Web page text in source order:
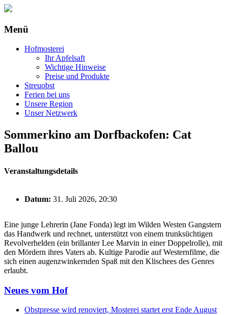
KulturNaturHof Bechstedt e.V.
Kulturelle und naturbezogene
Bildungsangebote für Kinder und
Jugendliche
Menü
Zum
Hofmosterei
Ihr Apfelsaft
Wichtige Hinweise
Preise und Produkte
Streuobst
Ferien bei uns
Unsere Region
Unser Netzwerk
Sommerkino am Dorfbackofen: Cat
Ballou
Veranstaltungsdetails
Datum: 31. Juli 2026, 20:30
Eine junge Lehrerin (Jane Fonda) legt im Wilden Westen Gangstern
das Handwerk und rechnet, unterstützt von einem trunksüchtigen
Revolverhelden (ein brillanter Lee Marvin in einer Doppelrolle), mit
den Mördern ihres Vaters ab. Kultige Parodie auf Westernfilme, die
sich einen augenzwinkernden Spaß mit den Klischees des Genres
erlaubt.
Beitragsnavigation
Neues vom Hof
Obstpresse wird renoviert, Mosterei startet erst Ende August